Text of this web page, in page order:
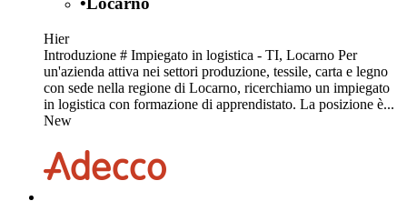
Hier
Introduzione # Impiegato in logistica - TI, Locarno Per
un'azienda attiva nei settori produzione, tessile, carta e legno
con sede nella regione di Locarno, ricerchiamo un impiegato
in logistica con formazione di apprendistato. La posizione è...
New